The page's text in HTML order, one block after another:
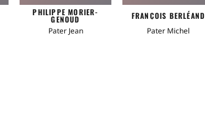
PHILIPPE MORIER-
GENOUD
Pater Jean
FRANÇOIS BERLÉAND
Pater Michel